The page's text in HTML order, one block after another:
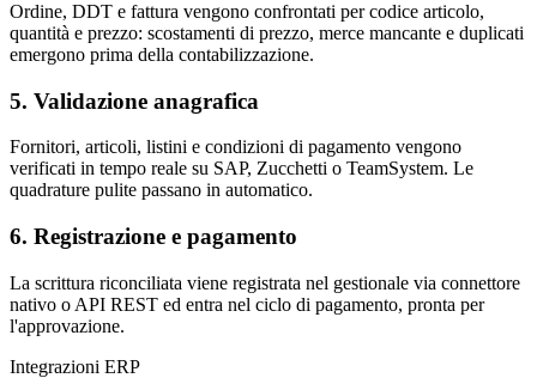
Ordine, DDT e fattura vengono confrontati per codice articolo,
quantità e prezzo: scostamenti di prezzo, merce mancante e duplicati
emergono prima della contabilizzazione.
5. Validazione anagrafica
Fornitori, articoli, listini e condizioni di pagamento vengono
verificati in tempo reale su SAP, Zucchetti o TeamSystem. Le
quadrature pulite passano in automatico.
6. Registrazione e pagamento
La scrittura riconciliata viene registrata nel gestionale via connettore
nativo o API REST ed entra nel ciclo di pagamento, pronta per
l'approvazione.
Integrazioni ERP